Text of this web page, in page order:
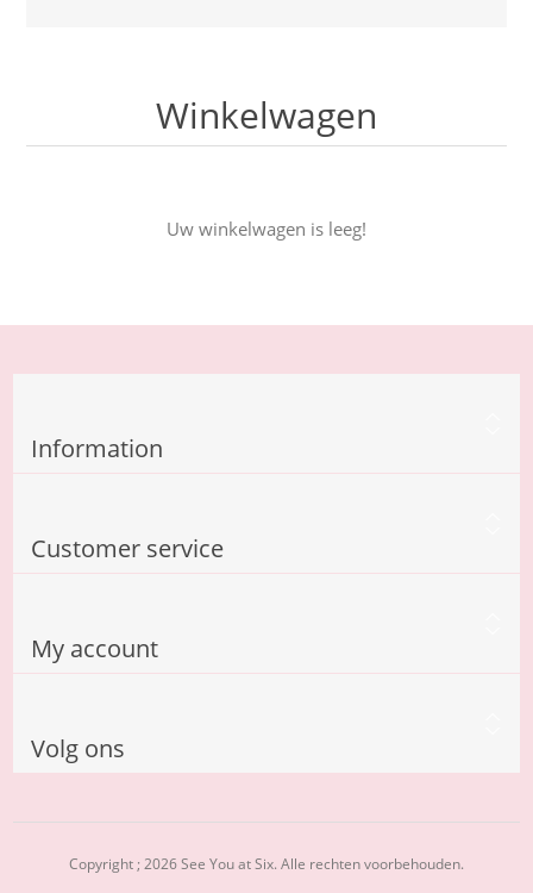
Winkelwagen
Uw winkelwagen is leeg!
Information
Customer service
My account
Volg ons
Copyright ; 2026 See You at Six. Alle rechten voorbehouden.